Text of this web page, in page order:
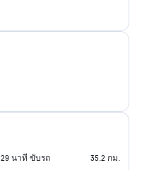
29 นาที ขับรถ 35.2 กม.